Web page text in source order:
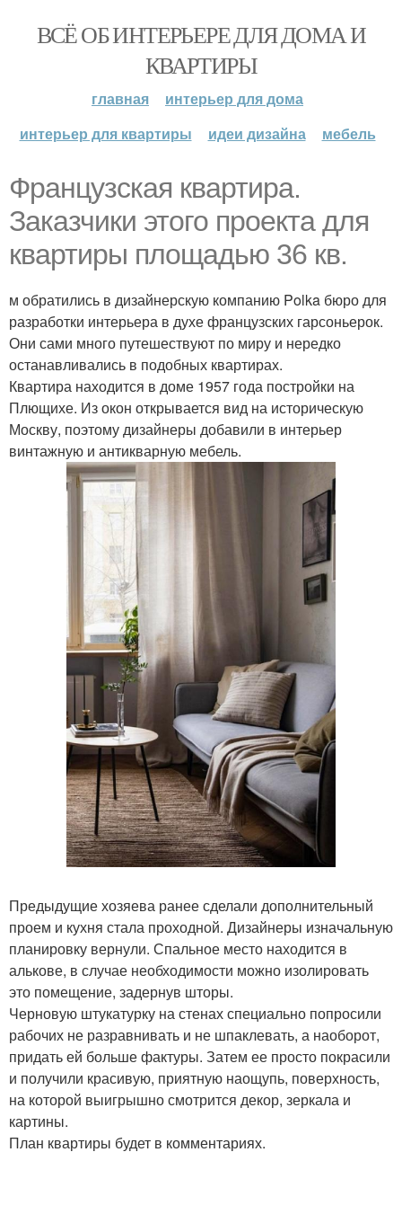
ВСЁ ОБ ИНТЕРЬЕРЕ ДЛЯ ДОМА И
КВАРТИРЫ
главная
интерьер для дома
интерьер для квартиры
идеи дизайна мебель
Французская квартира.
Заказчики этого проекта для
квартиры площадью 36 кв.
м обратились в дизайнерскую компанию Polka бюро для
разработки интерьера в духе французских гарсоньерок.
Они сами много путешествуют по миру и нередко
останавливались в подобных квартирах.
Квартира находится в доме 1957 года постройки на
Плющихе. Из окон открывается вид на историческую
Москву, поэтому дизайнеры добавили в интерьер
винтажную и антикварную мебель.
Предыдущие хозяева ранее сделали дополнительный
проем и кухня стала проходной. Дизайнеры изначальную
планировку вернули. Спальное место находится в
алькове, в случае необходимости можно изолировать
это помещение, задернув шторы.
Черновую штукатурку на стенах специально попросили
рабочих не разравнивать и не шпаклевать, а наоборот,
придать ей больше фактуры. Затем ее просто покрасили
и получили красивую, приятную наощупь, поверхность,
на которой выигрышно смотрится декор, зеркала и
картины.
План квартиры будет в комментариях.